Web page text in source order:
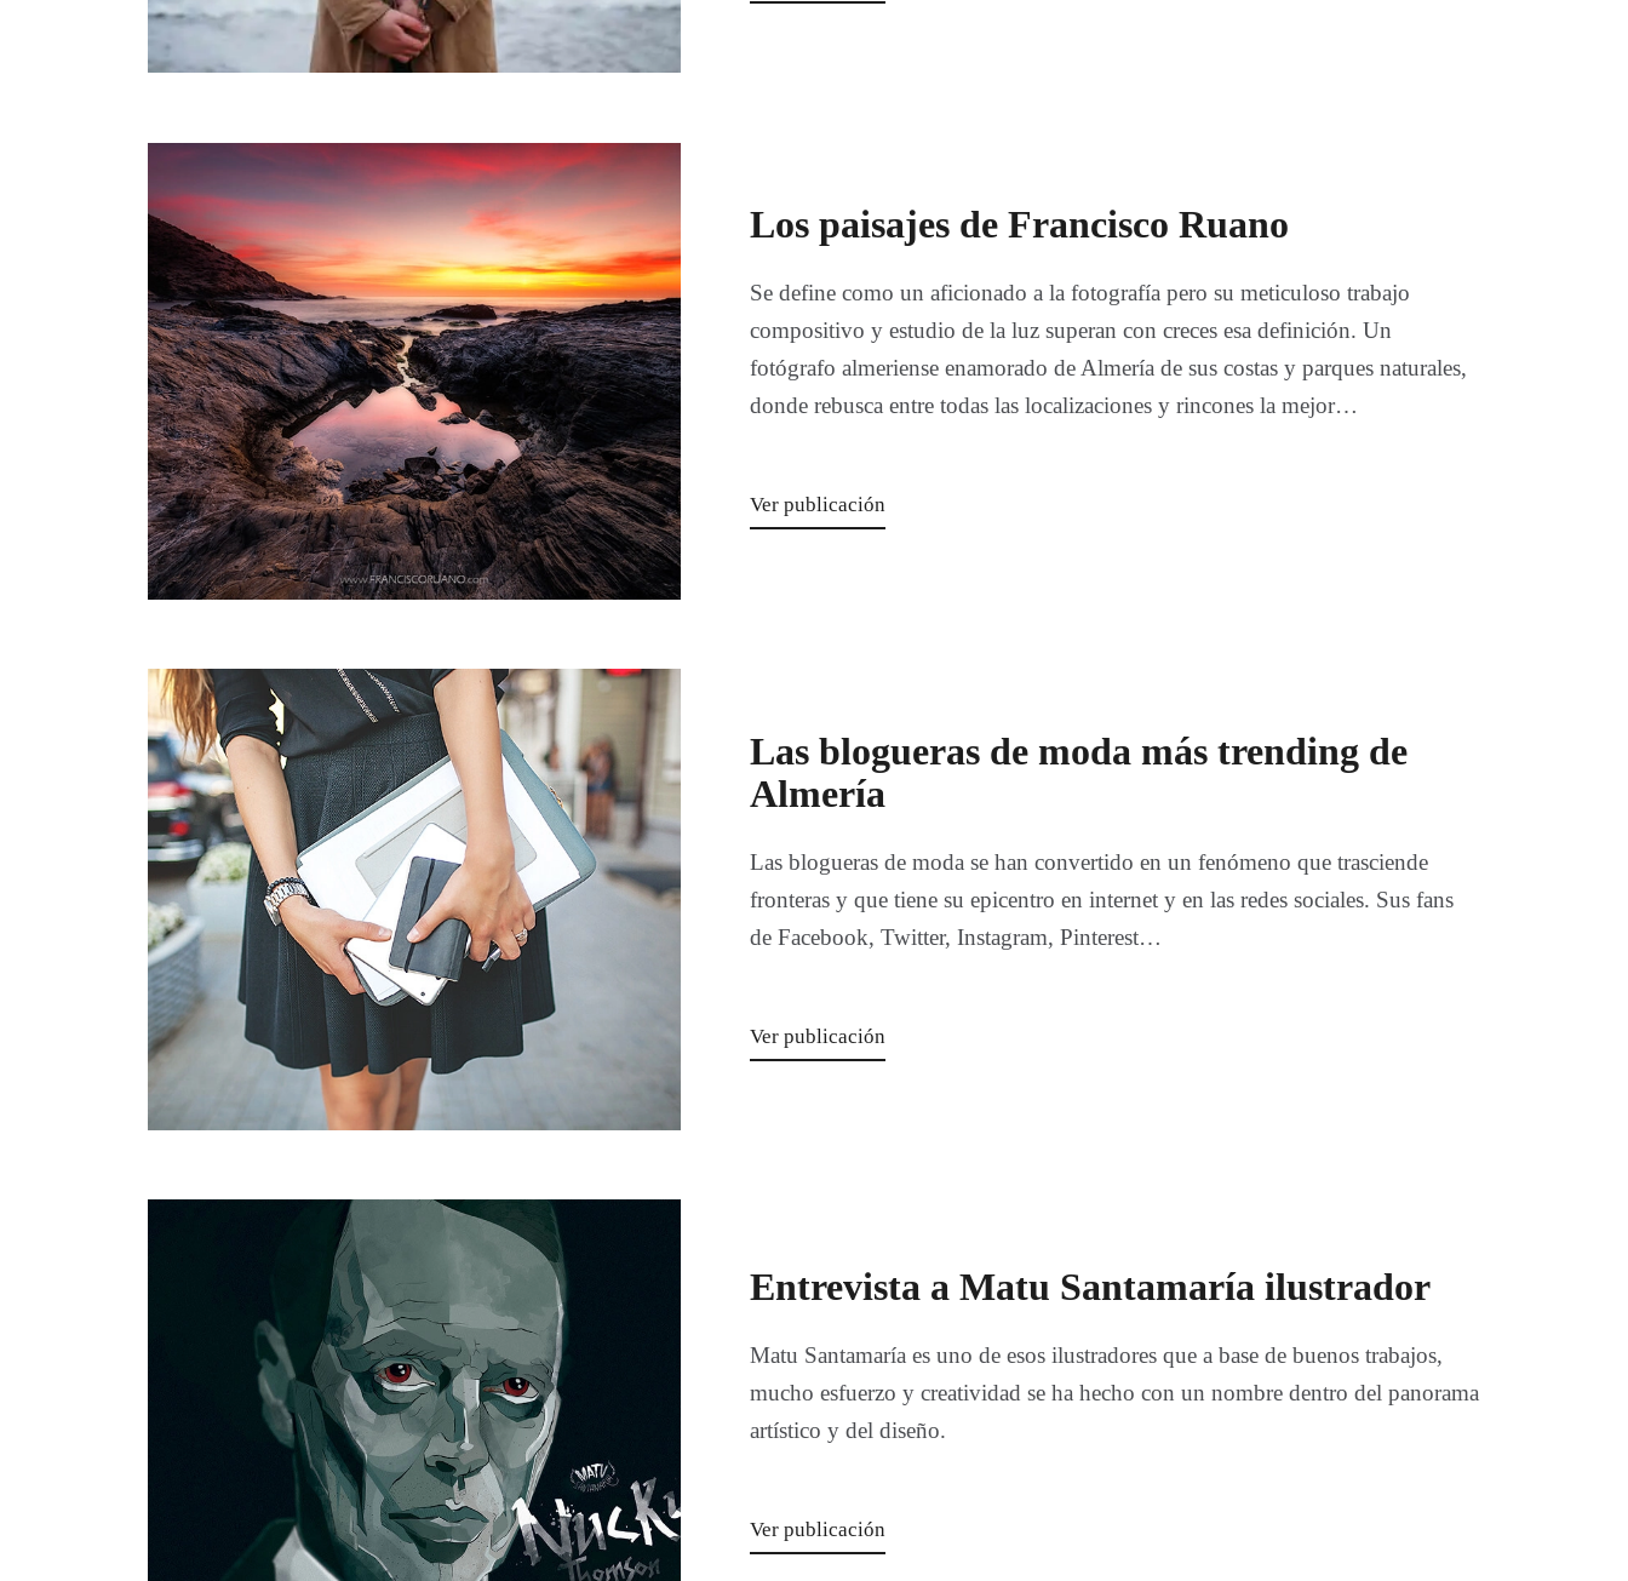
Los paisajes de Francisco Ruano
Se define como un aficionado a la fotografía pero su meticuloso trabajo
compositivo y estudio de la luz superan con creces esa definición. Un
fotógrafo almeriense enamorado de Almería de sus costas y parques naturales,
donde rebusca entre todas las localizaciones y rincones la mejor…
Ver publicación
Las blogueras de moda más trending de
Almería
Las blogueras de moda se han convertido en un fenómeno que trasciende
fronteras y que tiene su epicentro en internet y en las redes sociales. Sus fans
de Facebook, Twitter, Instagram, Pinterest…
Ver publicación
Entrevista a Matu Santamaría ilustrador
Matu Santamaría es uno de esos ilustradores que a base de buenos trabajos,
mucho esfuerzo y creatividad se ha hecho con un nombre dentro del panorama
artístico y del diseño.
Ver publicación